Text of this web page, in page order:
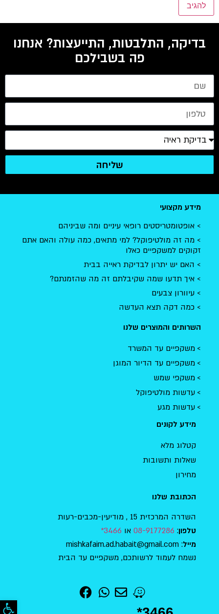
בדיקה, התלבטות, התייעצות? אנחנו
פה בשבילכם
שליחה
מידע מקצועי
אופטומטריסטים רופאי עיניים ומה שביניהם
מה זה מולטיפוקל? למי מתאים, כמה עולה והאם אתם
זקוקים למשקפיים כאלו
האם יש יתרון לבדיקת ראייה בבית
איך תדעו שמה שקיבלתם זה מה שהזמנתם?
עיוורון צבעים
כמה דקה תצא העדשה
השרותים והמוצרים שלנו
משקפיים עד המשרד
משקפיים עד הדיור המוגן
משקפי שמש
עדשות מולטיפוקל
עדשות מגע
מידע לקונים
קטלוג מלא
שאלות ותשובות
מחירון
הכתובת שלנו
השדרה המרכזית 15 , מודיעין-מכבים-רעות
טלפון:
08-9177286 או 3466*
מייל: mishkafaim.ad.habait@gmail.com
נשמח לעמוד לרשותכם, משקפיים עד הבית
פתח